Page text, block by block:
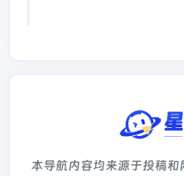
本导航内容均来源于投稿